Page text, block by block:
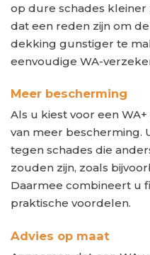
op dure schades kleiner
dat een reden zijn om
dekking gunstiger te
eenvoudige WA-
Meer bescherming
Als u kiest voor een
van meer bescherming.
tegen schades die
zouden zijn, zoals
Daarmee combineert u
praktische voordelen.
Advies op maat